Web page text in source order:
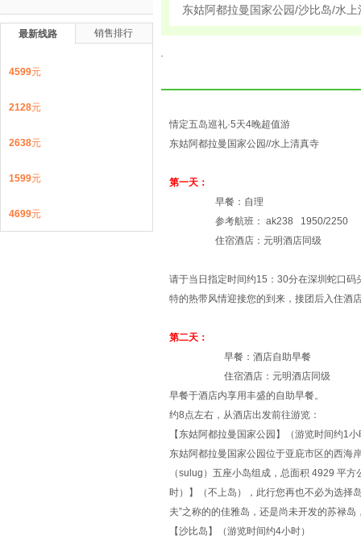
东姑阿都拉曼国家公园/沙比岛/水上
情定五岛巡礼·5天4晚超值游
东姑阿都拉曼国家公园//水上清真寺
第一天：
早餐：自理
参考航班： ak238 1950/2250
住宿酒店：元明酒店同级
请于当日指定时间约15：30分在深圳蛇口
特的热带风情迎接您的到来，接团后入住酒
第二天：
早餐：酒店自助早餐
住宿酒店：元明酒店同级
早餐于酒店内享用丰盛的自助早餐。
约8点左右，从酒店出发前往游览：
【东姑阿都拉曼国家公园】（游览时间约1
东姑阿都拉曼国家公园位于亚庇市区的西海
（sulug）五座小岛组成，总面积 4929 平
时）】（不上岛），此行您再也不必为选择
夫”之称的的佳雅岛，还是尚未开发的苏禄
【沙比岛】（游览时间约4小时）
最新线路 销售排行
4599元
2128元
2638元
1599元
4699元